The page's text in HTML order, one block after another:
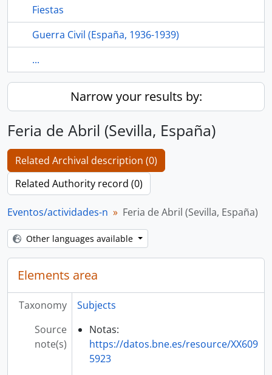
Fiestas
Guerra Civil (España, 1936-1939)
...
Narrow your results by:
Feria de Abril (Sevilla, España)
Related Archival description (0)
Related Authority record (0)
Eventos/actividades-n Feria de Abril (Sevilla, España)
Other languages available
Elements area
Taxonomy
Subjects
Source
note(s)
Notas:
https://datos.bne.es/resource/XX609
5923